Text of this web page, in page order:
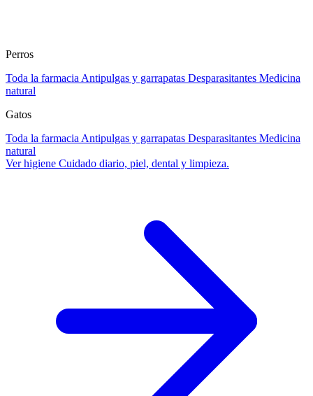
Perros
Toda la farmacia Antipulgas y garrapatas Desparasitantes Medicina
natural
Gatos
Toda la farmacia Antipulgas y garrapatas Desparasitantes Medicina
natural
Ver higiene Cuidado diario, piel, dental y limpieza.